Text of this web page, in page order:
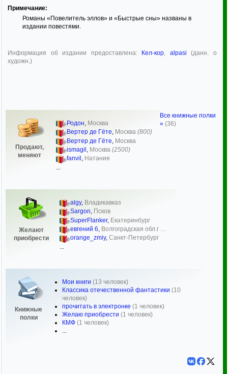
Примечание:
Романы «Повелитель эллов» и «Быстрые сны» названы в
издании повестями.
Информация об издании предоставлена: Кел-кор, alpasi(данн. о
художн.)
Продают,
меняют
Родон, Москва
Вертер де Гёте, Москва (800)
Вертер де Гёте Москва
ismagil , Москва (2500)
fanvil , Натания
Желают
приобрести
algy, Владикавказ
Sargon, Псков
SuperFlanker, Екатеринбург
евгений 6, Волгоградская обл.г …
orange_zmiy, Санкт-Петербург
Книжные
полки
Мои книги (13 человек)
Классика отечественной фантастики (10
человек)
прочитать в электронке (1 человек)
Желаю приобрести (1 человек)
КМФ (1 человек)
...
Все книжные полки
» (36)